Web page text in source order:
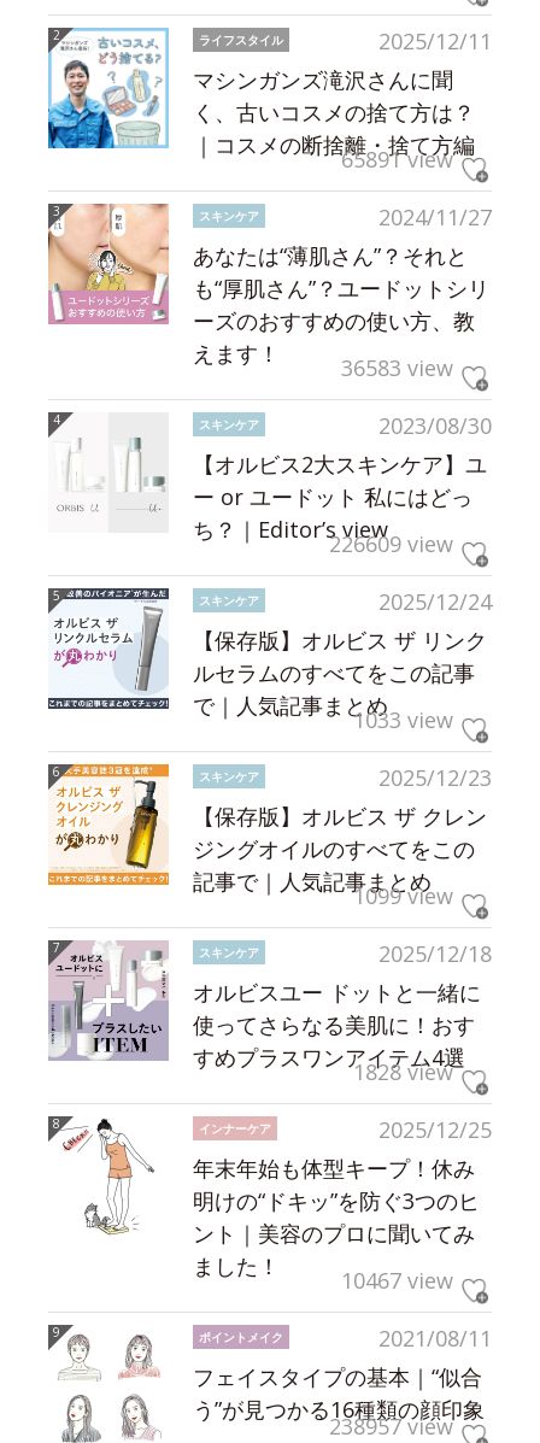
2025/12/11
ライフスタイル
マシンガンズ滝沢さんに聞
く、古いコスメの捨て方は？
｜コスメの断捨離・捨て方編
65891 view
2024/11/27
スキンケア
あなたは“薄肌さん”？それと
も“厚肌さん”？ユードットシリ
ーズのおすすめの使い方、教
えます！
36583 view
2023/08/30
スキンケア
【オルビス2大スキンケア】ユ
ー or ユードット 私にはどっ
ち？｜Editor’s view226609 view
2025/12/24
スキンケア
【保存版】オルビス ザ リンク
ルセラムのすべてをこの記事
で｜人気記事まとめ1033 view
2025/12/23
スキンケア
【保存版】オルビス ザ クレン
ジングオイルのすべてをこの
記事で｜人気記事まとめ
1099 view
2025/12/18
スキンケア
オルビスユー ドットと一緒に
使ってさらなる美肌に！おす
すめプラスワンアイテム4選
1828 view
2025/12/25
インナーケア
年末年始も体型キープ！休み
明けの“ドキッ”を防ぐ3つのヒ
ント｜美容のプロに聞いてみ
ました！
10467 view
2021/08/11
ポイントメイク
フェイスタイプの基本｜“似合
う”が見つかる16種類の顔印象
238957 view